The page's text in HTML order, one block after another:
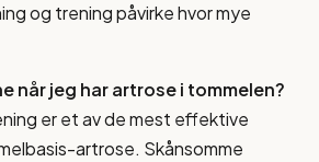
og trening påvirke hvor mye
når jeg har artrose i tommelen?
er et av de mest effektive
artrose. Skånsomme